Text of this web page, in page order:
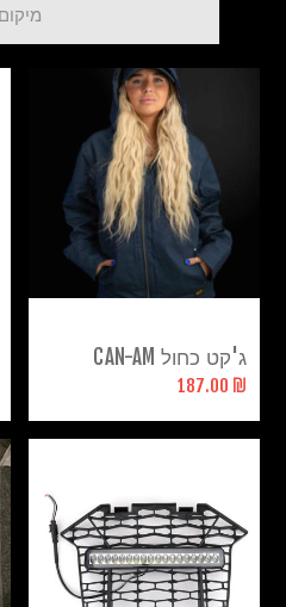
ג'קט כחול CAN-AM
₪ 187.00